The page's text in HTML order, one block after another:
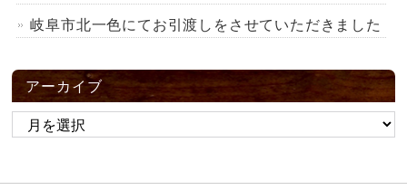
岐阜市北一色にてお引渡しをさせていただきました
アーカイブ